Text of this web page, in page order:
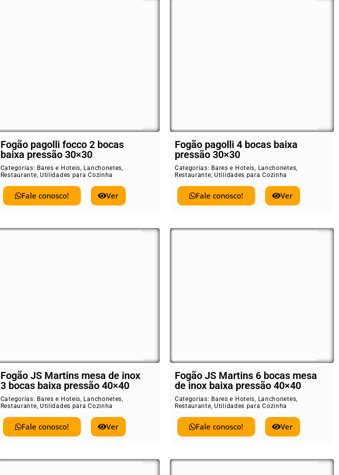
Fogão pagolli focco 2 bocas
baixa pressão 30×30
Categorias: Bares e Hoteis, Lanchonetes,
Restaurante, Utilidades para Cozinha
Fale conosco! Ver
Fogão pagolli 4 bocas baixa
pressão 30×30
Categorias: Bares e Hoteis, Lanchonetes,
Restaurante, Utilidades para Cozinha
Fale conosco! Ver
Fogão JS Martins mesa de inox
3 bocas baixa pressão 40×40
Categorias: Bares e Hoteis, Lanchonetes,
Restaurante, Utilidades para Cozinha
Fale conosco! Ver
Fogão JS Martins 6 bocas mesa
de inox baixa pressão 40×40
Categorias: Bares e Hoteis, Lanchonetes,
Restaurante, Utilidades para Cozinha
Fale conosco! Ver